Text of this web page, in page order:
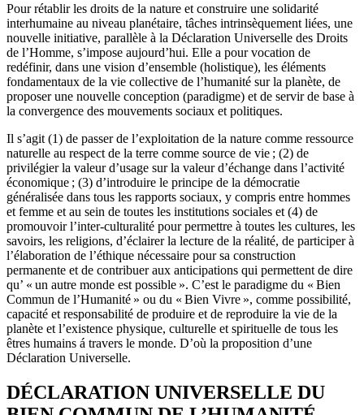
Pour rétablir les droits de la nature et construire une solidarité
interhumaine au niveau planétaire, tâches intrinsèquement liées, une
nouvelle initiative, parallèle à la Déclaration Universelle des Droits
de l’Homme, s’impose aujourd’hui. Elle a pour vocation de
redéfinir, dans une vision d’ensemble (holistique), les éléments
fondamentaux de la vie collective de l’humanité sur la planète, de
proposer une nouvelle conception (paradigme) et de servir de base à
la convergence des mouvements sociaux et politiques.
Il s’agit (1) de passer de l’exploitation de la nature comme ressource
naturelle au respect de la terre comme source de vie ; (2) de
privilégier la valeur d’usage sur la valeur d’échange dans l’activité
économique ; (3) d’introduire le principe de la démocratie
généralisée dans tous les rapports sociaux, y compris entre hommes
et femme et au sein de toutes les institutions sociales et (4) de
promouvoir l’inter-culturalité pour permettre à toutes les cultures, les
savoirs, les religions, d’éclairer la lecture de la réalité, de participer à
l’élaboration de l’éthique nécessaire pour sa construction
permanente et de contribuer aux anticipations qui permettent de dire
qu’ « un autre monde est possible ». C’est le paradigme du « Bien
Commun de l’Humanité » ou du « Bien Vivre », comme possibilité,
capacité et responsabilité de produire et de reproduire la vie de la
planète et l’existence physique, culturelle et spirituelle de tous les
êtres humains á travers le monde. D’où la proposition d’une
Déclaration Universelle.
DÉCLARATION UNIVERSELLE DU